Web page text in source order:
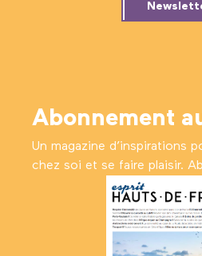
Abonnement
Un magazine d’inspirations
chez soi et se faire plaisir.